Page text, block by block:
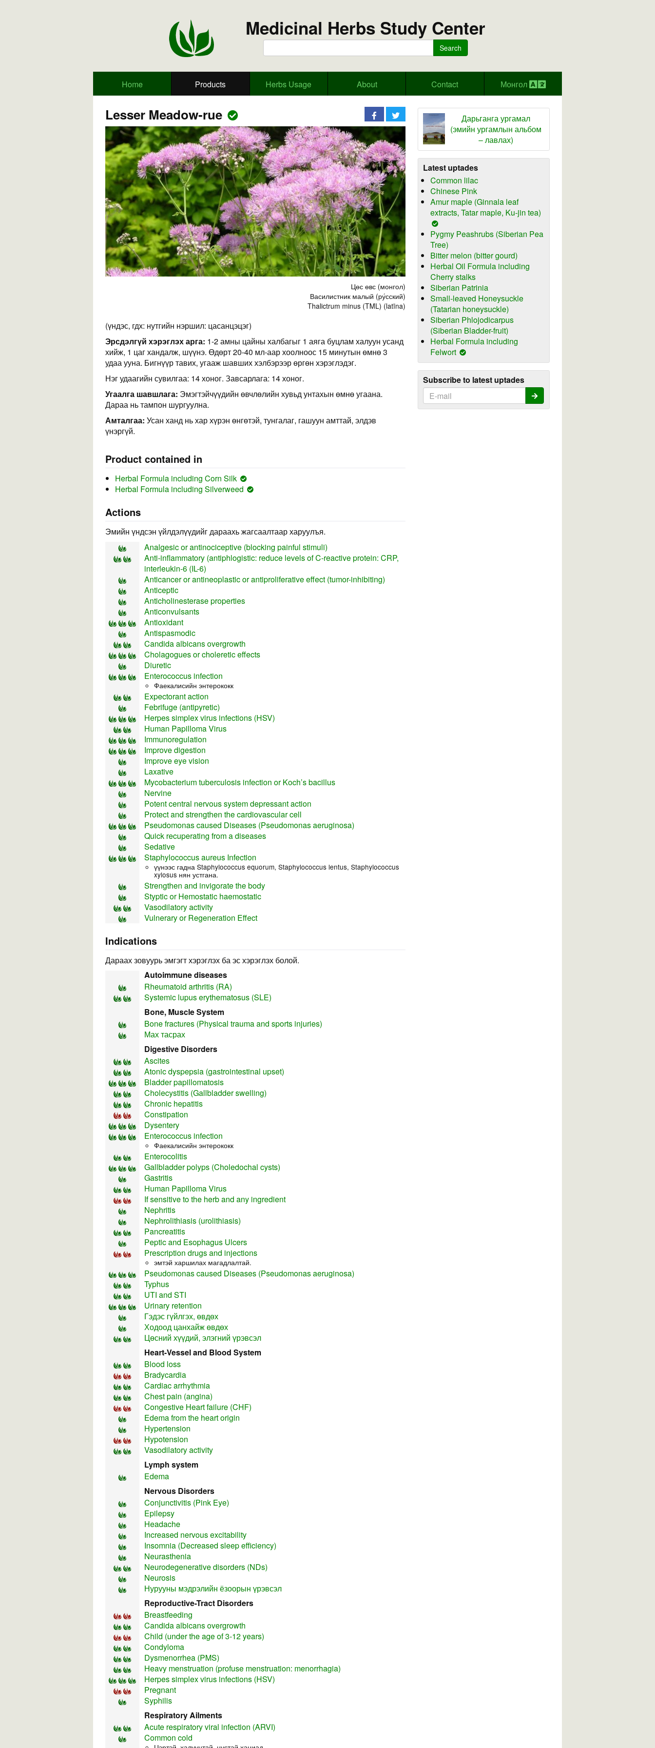
Medicinal Herbs Study Center
Search
Home Products Herbs Usage About Contact Монгол
Lesser Meadow-rue
Цөс өвс (монгол)
Василистник малый (ру́сский)
Thalictrum minus (TML) (latīna)
(үндэс, гдх: нутгийн нэршил: цасанцэцэг)
Эрсдэлгүй хэрэглэх арга: 1-2 амны цайны халбагыг 1 аяга буцлам халуун усанд
хийж, 1 цаг хандалж, шүүнэ. Өдөрт 20-40 мл-аар хоолноос 15 минутын өмнө 3
удаа ууна. Бигнүүр тавих, угааж шавших хэлбэрээр өргөн хэрэглэдэг.
Нэг удаагийн сувилгаа: 14 хоног. Завсарлага: 14 хоног.
Угаалга шавшлага: Эмэгтэйчүүдийн өвчлөлийн хувьд унтахын өмнө угаана.
Дараа нь тампон шургуулна.
Амталгаа: Усан ханд нь хар хүрэн өнгөтэй, тунгалаг, гашуун амттай, элдэв
үнэргүй.
Product contained in
Herbal Formula including Corn Silk
Herbal Formula including Silverweed
Actions
Эмийн үндсэн үйлдэлүүдийг дараахь жагсаалтаар харуулъя.
Analgesic or antinociceptive (blocking painful stimuli)
Anti-inflammatory (antiphlogistic: reduce levels of C-reactive protein: CRP,
interleukin-6 (IL-6)
Anticancer or antineoplastic or antiproliferative effect (tumor-inhibiting)
Anticeptic
Anticholinesterase properties
Anticonvulsants
Antioxidant
Antispasmodic
Candida albicans overgrowth
Cholagogues or choleretic effects
Diuretic
Enterococcus infection
Фаекалисийн энтерококк
Expectorant action
Febrifuge (antipyretic)
Herpes simplex virus infections (HSV)
Human Papilloma Virus
Immunoregulation
Improve digestion
Improve eye vision
Laxative
Mycobacterium tuberculosis infection or Koch’s bacillus
Nervine
Potent central nervous system depressant action
Protect and strengthen the cardiovascular cell
Pseudomonas caused Diseases (Pseudomonas aeruginosa)
Quick recuperating from a diseases
Sedative
Staphylococcus aureus Infection
үүнээс гадна Staphylococcus equorum, Staphylococcus lentus, Staphylococcus
xylosus нян устгана.
Strengthen and invigorate the body
Styptic or Hemostatic haemostatic
Vasodilatory activity
Vulnerary or Regeneration Effect
Indications
Дараах зовуурь эмгэгт хэрэглэх ба эс хэрэглэх болой.
Autoimmune diseases
Rheumatoid arthritis (RA)
Systemic lupus erythematosus (SLE)
Bone, Muscle System
Bone fractures (Physical trauma and sports injuries)
Мах тасрах
Digestive Disorders
Ascites
Atonic dyspepsia (gastrointestinal upset)
Bladder papillomatosis
Cholecystitis (Gallbladder swelling)
Chronic hepatitis
Constipation
Dysentery
Enterococcus infection
Фаекалисийн энтерококк
Enterocolitis
Gallbladder polyps (Choledochal cysts)
Gastritis
Human Papilloma Virus
If sensitive to the herb and any ingredient
Nephritis
Nephrolithiasis (urolithiasis)
Pancreatitis
Peptic and Esophagus Ulcers
Prescription drugs and injections
эмтэй харшилах магадлалтай.
Pseudomonas caused Diseases (Pseudomonas aeruginosa)
Typhus
UTI and STI
Urinary retention
Гэдэс гүйлгэх, өвдөх
Ходоод цанхайж өвдөх
Цөсний хүүдий, элэгний үрэвсэл
Heart-Vessel and Blood System
Blood loss
Bradycardia
Cardiac arrhythmia
Chest pain (angina)
Congestive Heart failure (CHF)
Edema from the heart origin
Hypertension
Hypotension
Vasodilatory activity
Lymph system
Edema
Nervous Disorders
Conjunctivitis (Pink Eye)
Epilepsy
Headache
Increased nervous excitability
Insomnia (Decreased sleep efficiency)
Neurasthenia
Neurodegenerative disorders (NDs)
Neurosis
Нурууны мэдрэлийн ёзоорын үрэвсэл
Reproductive-Tract Disorders
Breastfeeding
Candida albicans overgrowth
Child (under the age of 3-12 years)
Condyloma
Dysmenorrhea (PMS)
Heavy menstruation (profuse menstruation: menorrhagia)
Herpes simplex virus infections (HSV)
Pregnant
Syphilis
Respiratory Ailments
Acute respiratory viral infection (ARVI)
Common cold
Дарьганга ургамал
(эмийн ургамлын альбом
– лавлах)
Latest uptades
Common lilac
Chinese Pink
Amur maple (Ginnala leaf
extracts, Tatar maple, Ku-jin tea)
Pygmy Peashrubs (Siberian Pea
Tree)
Bitter melon (bitter gourd)
Herbal Oil Formula including
Cherry stalks
Siberian Patrinia
Small-leaved Honeysuckle
(Tatarian honeysuckle)
Siberian Phlojodicarpus
(Siberian Bladder-fruit)
Herbal Formula including
Felwort
Subscribe to latest uptades